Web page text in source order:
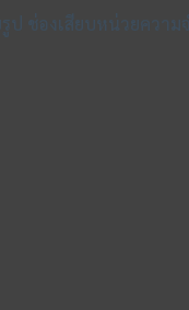
ช่องเสียบหน่วยความ